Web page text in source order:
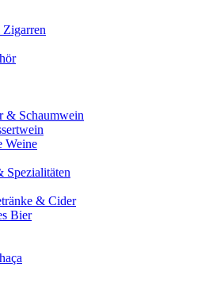
& Schaumwein
Weine
Spezialitäten
& Cider
Bier